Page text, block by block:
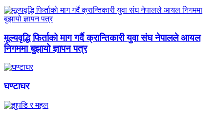
मूल्यवृद्धि फिर्ताको माग गर्दै क्रान्तिकारी युवा संघ नेपालले आयल
निगममा बुझायो ज्ञापन पत्र
घण्टाघर